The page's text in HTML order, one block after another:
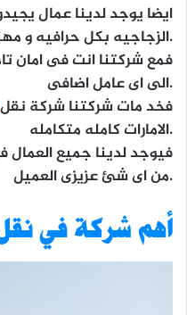
ايضا يوجد لدينا عمال
الزجاجيه بكل حرافيه و مهنيه عاليه.
فمع شركتنا انت فى امان
الى اى عامل اضافى.
فخد مات شركتنا شركة نقل
الامارات كامله متكامله.
فيوجد لدينا جميع
من اى شئ عزيزى العميل.
أهم شركة في